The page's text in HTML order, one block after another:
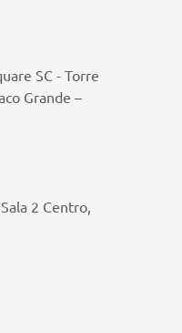
SC - Torre
Grande –
2 Centro,